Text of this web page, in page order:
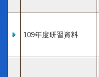
109年度研習資料